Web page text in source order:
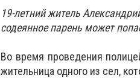
19-летний житель
содеянное парень может
Во время проведения
жительница одного из сел,